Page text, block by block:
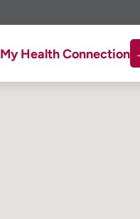
My Health Connection